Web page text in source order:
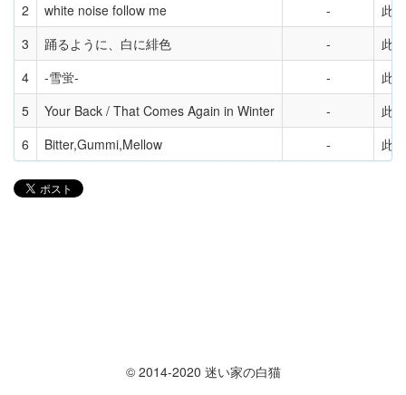
2 white noise follow me
此
3
踊るように、白に緋色
此
4
-雪蛍-
此
5
Your Back / That Comes Again in Winter
此
6
Bitter,Gummi,Mellow 此
© 2014-2020 迷い家の白猫